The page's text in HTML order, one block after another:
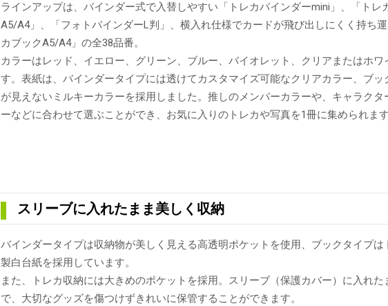
ラインアップは、バインダー式で入替しやすい「トレカバインダーmini」、「トレ
A5/A4」、「フォトバインダーL判」、横入れ仕様でカードが飛び出しにくく持ち
カブックA5/A4」の全38品番。
カラーはレッド、イエロー、グリーン、ブルー、バイオレット、クリアまたはホワ
す。表紙は、バインダータイプには透けてカスタマイズ可能なクリアカラー、ブッ
が見えないミルキーカラーを採用しました。推しのメンバーカラーや、キャラクタ
ーなどに合わせて選ぶことができ、お気に入りのトレカや写真を1冊に集められま
スリーブに入れたまま美しく収納
バインダータイプは収納物が美しく見える高透明ポケットを使用、ブックタイプは
製白台紙を採用しています。
また、トレカ収納には大きめのポケットを採用。スリーブ（保護カバー）に入れ
で、大切なグッズを傷つけずきれいに保管することができます。